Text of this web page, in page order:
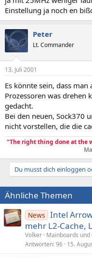
Einstellung ja noch en
Peter
Lt. Commander
13. Juli 2001
Es könnte sein, dass man
Prozessoren was drehen
gedacht.
Bei den neuen, Sock370
nicht vorstellen, die die
"The right thing done at the
Du musst dich einloggen
Ähnliche Themen
News Intel
mehr L2-Cache,
Volker Mainboards und
Antworten 96 15.